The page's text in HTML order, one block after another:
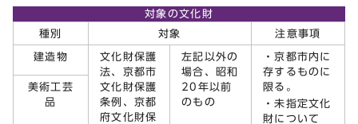
対象の文化財
種別
対象 注意事項
建造物
文化財保護
法、京都市
文化財保護
条例、京都
府文化財保
左記以外の
場合、昭和
20年以前
のもの
・京都市内に
存するものに
限る。
・未指定文化
財について
美術工芸
品